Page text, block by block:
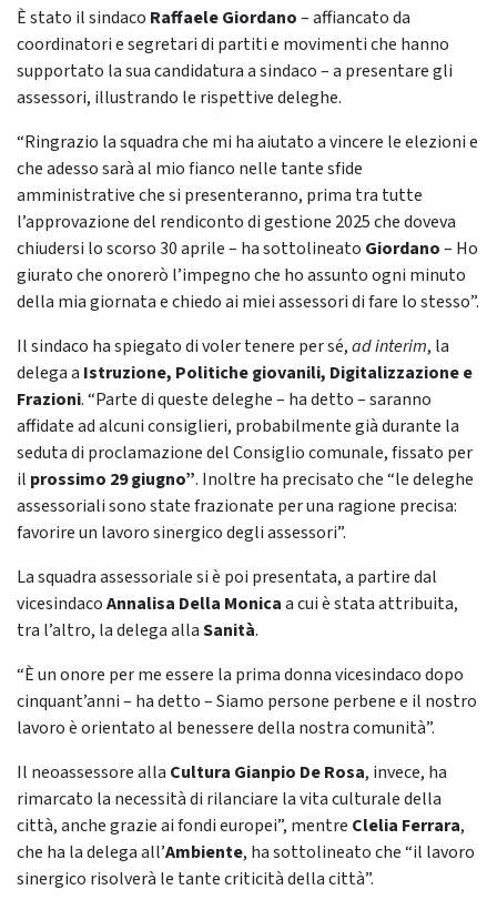
È stato il sindaco Raffaele Giordano– affiancato da
coordinatori e segretari di partiti e movimenti che hanno
supportato la sua candidatura a sindaco – a presentare gli
assessori, illustrando le rispettive deleghe.
“Ringrazio la squadra che mi ha aiutato a vincere le elezioni e
che adesso sarà al mio fianco nelle tante sfide
amministrative che si presenteranno, prima tra tutte
l’approvazione del rendiconto di gestione 2025 che doveva
chiudersi lo scorso 30 aprile – ha sottolineato Giordano– Ho
giurato che onorerò l’impegno che ho assunto ogni minuto
della mia giornata e chiedo ai miei assessori di fare lo stesso”.
Il sindaco ha spiegato di voler tenere per sé,ad interim, la
delega a Istruzione, Politiche giovanili, Digitalizzazione e
Frazioni. “Parte di queste deleghe – ha detto – saranno
affidate ad alcuni consiglieri, probabilmente già durante la
seduta di proclamazione del Consiglio comunale, fissato per
il prossimo 29 giugno”. Inoltre ha precisato che “le deleghe
assessoriali sono state frazionate per una ragione precisa:
favorire un lavoro sinergico degli assessori”.
La squadra assessoriale si è poi presentata, a partire dal
vicesindacoAnnalisa Della Monicaa cui è stata attribuita,
tra l’altro, la delega allaSanità.
“È un onore per me essere la prima donna vicesindaco dopo
cinquant’anni – ha detto – Siamo persone perbene e il nostro
lavoro è orientato al benessere della nostra comunità”.
Il neoassessore alla Cultura Gianpio De Rosa, invece, ha
rimarcato la necessità di rilanciare la vita culturale della
città, anche grazie ai fondi europei”, mentre Clelia Ferrara,
che ha la delega all’Ambiente, ha sottolineato che “il lavoro
sinergico risolverà le tante criticità della città”.